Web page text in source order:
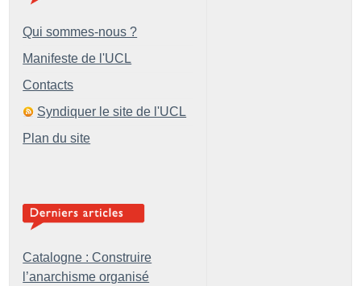
Qui sommes-nous ?
Manifeste de l'UCL
Contacts
Syndiquer le site de l'UCL
Plan du site
Catalogne : Construire
l’anarchisme organisé